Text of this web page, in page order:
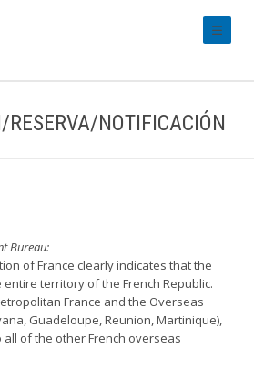
RESERVA/NOTIFICACIÓN
Bureau:
of France clearly indicates that the
territory of the French Republic.
France and the Overseas
Guadeloupe, Reunion, Martinique),
of the other French overseas